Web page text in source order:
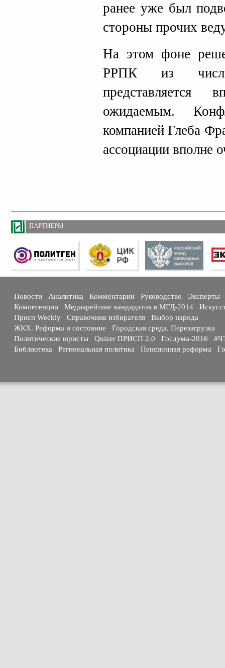
ранее уже был
стороны прочих
На этом фоне
РРПК из
представляется
ожидаемым.
компанией Глеба
ассоциации вполне
ПАРТНЕРЫ
Новости Аналитика Комментарии Руководство
Эксперты
Компетенции
Медиарейтинг кандидатов в МГД-2014
Присп Weekly
Справочник избирателя
Выбор народа
ЖКХ. Реформа и состояние
Городская среда. Перезагрузка
Политические юристы
Quizer ПРИСП 2.0 Госдума-2016
Библиотека
Региональная политика Пенсионная реформа